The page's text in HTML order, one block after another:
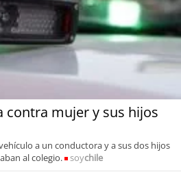
contra mujer y sus hijos
a un conductora y a sus dos hijos
al colegio.
soychile